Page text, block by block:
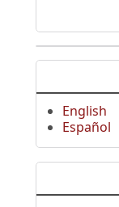
English
Español